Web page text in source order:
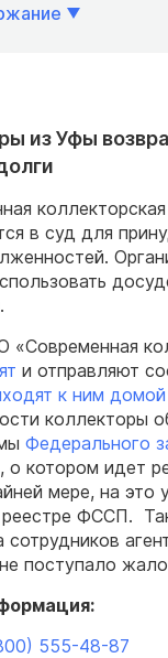
из Уфы
в суд для
«Современная
и отправляют
к ним домой
коллекторы
Федерального
о котором идет
мере, на это
ФССП.
сотрудников
поступало
555-48-87